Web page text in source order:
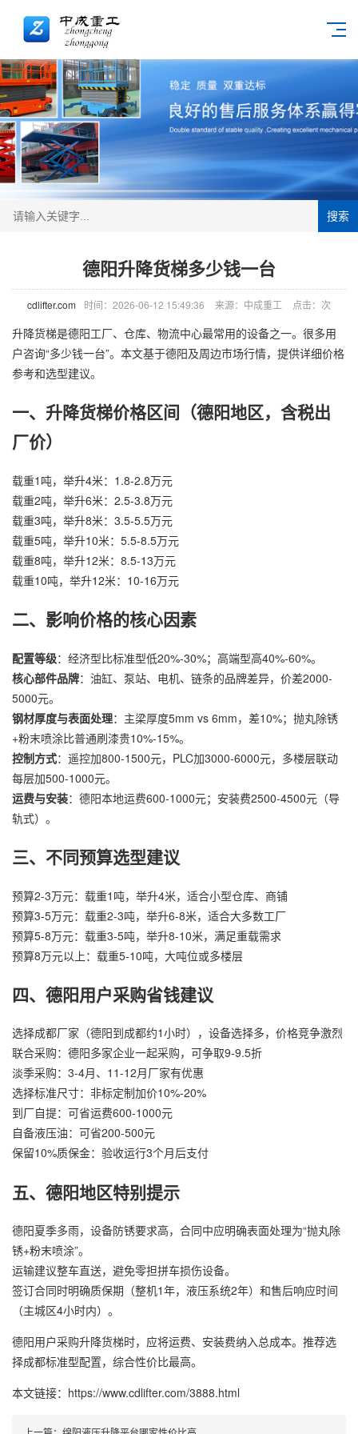
搜索
德阳升降货梯多少钱一台
cdlifter.com 时间：2026-06-12 15:49:36 来源：中成重工 点击： 次
升降货梯是德阳工厂、仓库、物流中心最常用的设备之一。很多用
户咨询“多少钱一台”。本文基于德阳及周边市场行情，提供详细价格
参考和选型建议。
一、升降货梯价格区间（德阳地区，含税出
厂价）
载重1吨，举升4米：1.8-2.8万元
载重2吨，举升6米：2.5-3.8万元
载重3吨，举升8米：3.5-5.5万元
载重5吨，举升10米：5.5-8.5万元
载重8吨，举升12米：8.5-13万元
载重10吨，举升12米：10-16万元
二、影响价格的核心因素
配置等级：经济型比标准型低20%-30%；高端型高40%-60%。
核心部件品牌：油缸、泵站、电机、链条的品牌差异，价差2000-
5000元。
钢材厚度与表面处理：主梁厚度5mm vs 6mm，差10%；抛丸除锈
+粉末喷涂比普通刷漆贵10%-15%。
控制方式：遥控加800-1500元，PLC加3000-6000元，多楼层联动
每层加500-1000元。
运费与安装：德阳本地运费600-1000元；安装费2500-4500元（导
轨式）。
三、不同预算选型建议
预算2-3万元：载重1吨，举升4米，适合小型仓库、商铺
预算3-5万元：载重2-3吨，举升6-8米，适合大多数工厂
预算5-8万元：载重3-5吨，举升8-10米，满足重载需求
预算8万元以上：载重5-10吨，大吨位或多楼层
四、德阳用户采购省钱建议
选择成都厂家（德阳到成都约1小时），设备选择多，价格竞争激烈
联合采购：德阳多家企业一起采购，可争取9-9.5折
淡季采购：3-4月、11-12月厂家有优惠
选择标准尺寸：非标定制加价10%-20%
到厂自提：可省运费600-1000元
自备液压油：可省200-500元
保留10%质保金：验收运行3个月后支付
五、德阳地区特别提示
德阳夏季多雨，设备防锈要求高，合同中应明确表面处理为“抛丸除
锈+粉末喷涂”。
运输建议整车直送，避免零担拼车损伤设备。
签订合同时明确质保期（整机1年，液压系统2年）和售后响应时间
（主城区4小时内）。
德阳用户采购升降货梯时，应将运费、安装费纳入总成本。推荐选
择成都标准型配置，综合性价比最高。
本文链接：https://www.cdlifter.com/3888.html